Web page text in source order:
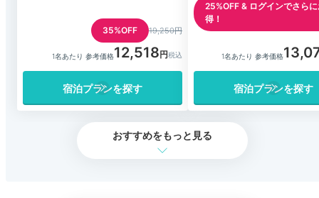
35%OFF 19,250円
1名あたり 参考価格12,518
宿泊プランを探す
25%OFF & ログインでさら
得！
1名あたり 参考価格
宿泊プランを探す
おすすめをもっと見る